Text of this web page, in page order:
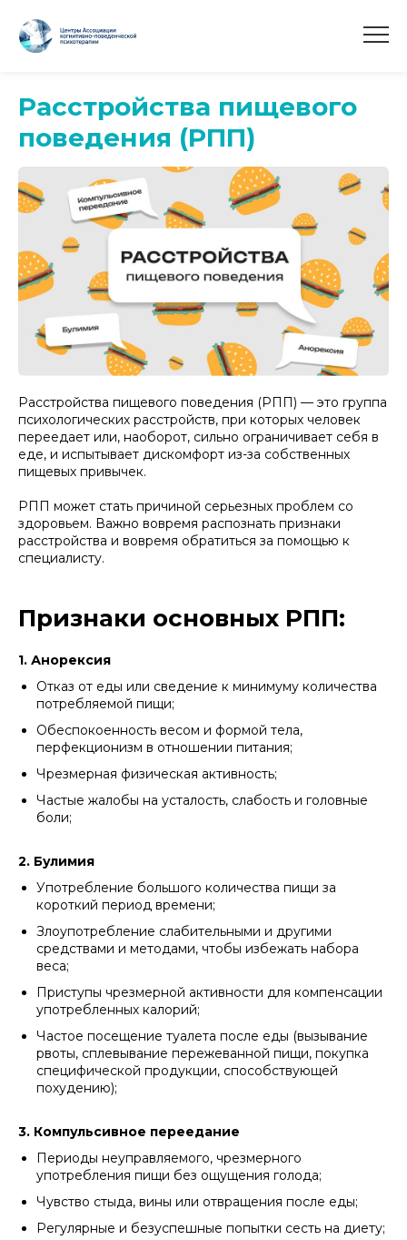
Расстройства пищевого
поведения (РПП)
Расстройства пищевого поведения (РПП) — это группа
психологических расстройств, при которых человек
переедает или, наоборот, сильно ограничивает себя в
еде, и испытывает дискомфорт из-за собственных
пищевых привычек.
РПП может стать причиной серьезных проблем со
здоровьем. Важно вовремя распознать признаки
расстройства и вовремя обратиться за помощью к
специалисту.
Признаки основных РПП:
1. Анорексия
Отказ от еды или сведение к минимуму количества
потребляемой пищи;
Обеспокоенность весом и формой тела,
перфекционизм в отношении питания;
Чрезмерная физическая активность;
Частые жалобы на усталость, слабость и головные
боли;
2. Булимия
Употребление большого количества пищи за
короткий период времени;
Злоупотребление слабительными и другими
средствами и методами, чтобы избежать набора
веса;
Приступы чрезмерной активности для компенсации
употребленных калорий;
Частое посещение туалета после еды (вызывание
рвоты, сплевывание пережеванной пищи, покупка
специфической продукции, способствующей
похудению);
3. Компульсивное переедание
Периоды неуправляемого, чрезмерного
употребления пищи без ощущения голода;
Чувство стыда, вины или отвращения после еды;
Регулярные и безуспешные попытки сесть на диету;